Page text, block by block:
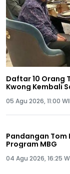
Daftar 10 Orang
Kwong Kembali
05 Agu 2026, 11:00
Pandangan
Program MBG
04 Agu 2026, 16:25